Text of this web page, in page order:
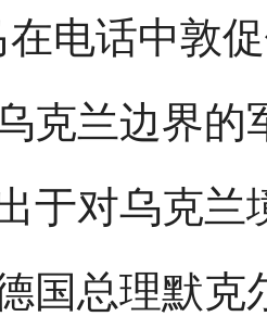
电话中敦
克兰边界的
于对乌克兰
国总理默